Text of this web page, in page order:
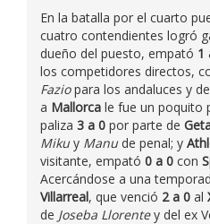
En la batalla por el cuarto
cuatro contendientes logró
dueño del puesto, empató 1
los competidores directos,
Faziopara los andaluces y de
a Mallorca le fue un poquito
paliza 3 a 0 por parte de
Miku y Manu de penal; y
visitante, empató 0 a 0 con
Acercándose a una
Villarreal, que venció 2 a 0 al
de Joseba Llorentey del ex